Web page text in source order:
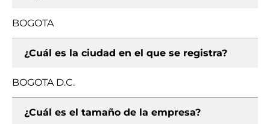
BOGOTA
¿Cuál es la ciudad en el que se registra?
BOGOTA D.C.
¿Cuál es el tamaño de la empresa?